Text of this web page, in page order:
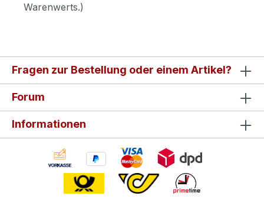
Warenwerts.)
Fragen zur Bestellung oder einem Artikel?
Forum
Informationen